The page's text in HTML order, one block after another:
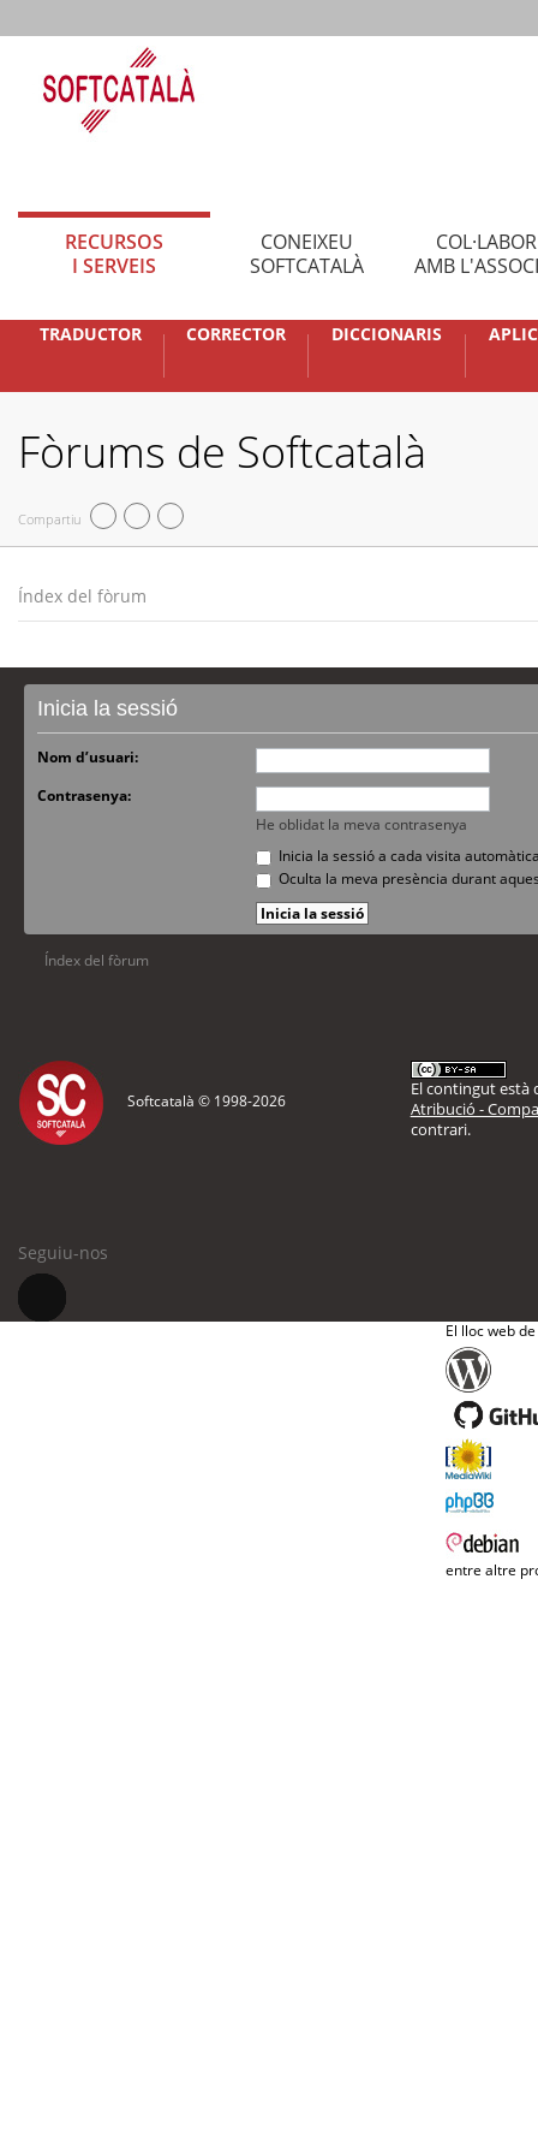
RECURSOS
I SERVEIS
CONEIXEU
SOFTCATALÀ
AMB
TRADUCTOR CORRECTOR DICCIONARIS
Fòrums de Softcatalà
Compartiu
Índex del fòrum
Inicia la sessió
Nom d’usuari:
Contrasenya:
He oblidat la meva contrasenya
Inicia la sessió a cada visita
Oculta la meva presència durant
Índex del fòrum
Softcatalà © 1998-2026
El contingut està
Atribució -
contrari.
Seguiu-nos
El lloc web
entre altre